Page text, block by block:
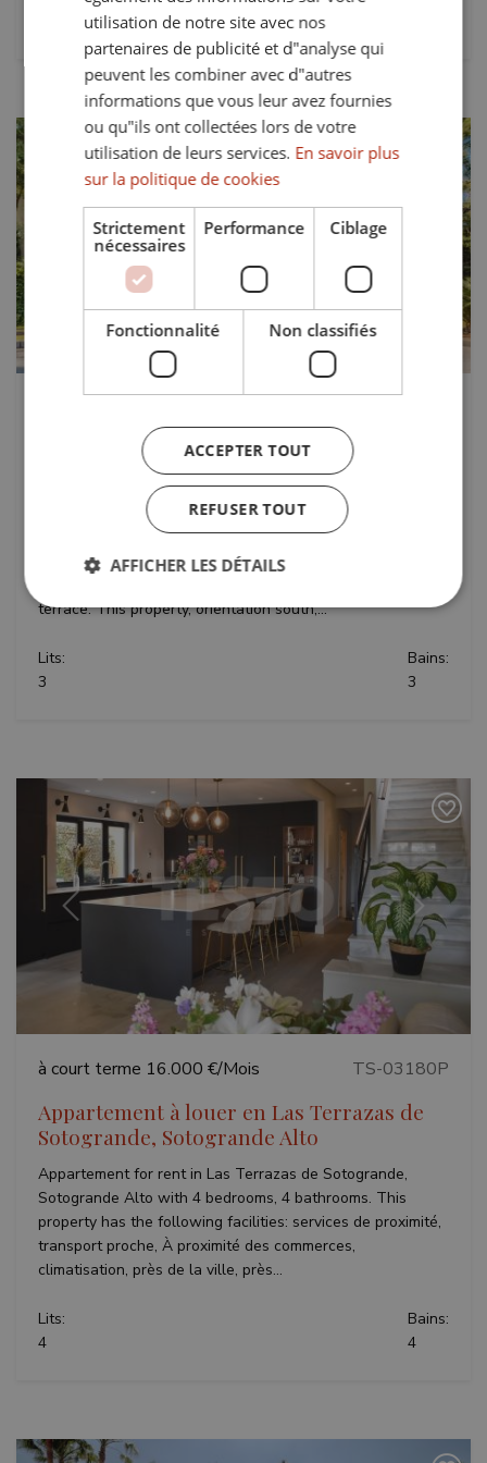
4
Précédent Suivant
Appartement à louer en Valgrande,
Sotogrande Alto
Appartement for rent in Valgrande, Sotogrande Alto with 3
bedrooms, 3 bathrooms, 1 toilet, built in 2007 and has pool
(communautaire), garage (communautaire) and garden
terrace. This property, orientation south,...
Lits:
3
Bains:
3
Précédent Suivant
à court terme 16.000 €/Mois TS-03180P
Appartement à louer en Las Terrazas de
Sotogrande, Sotogrande Alto
Appartement for rent in Las Terrazas de Sotogrande,
Sotogrande Alto with 4 bedrooms, 4 bathrooms. This
property has the following facilities: services de proximité,
transport proche, À proximité des commerces,
climatisation, près de la ville, près...
Lits:
4
Bains:
4
utilisation de notre site avec nos
partenaires de publicité et d"analyse qui
peuvent les combiner avec d"autres
informations que vous leur avez fournies
ou qu"ils ont collectées lors de votre
utilisation de leurs services. En savoir plus
sur la politique de cookies
Strictement
nécessaires
Performance Ciblage
Fonctionnalité Non classifiés
ACCEPTER TOUT
REFUSER TOUT
AFFICHER LES DÉTAILS
correctement sans les cookies strictement
nécessaires.
Nom
Fournisseur /
Domaine
_GRECAPTCHA
Google LLC
www.google.com
6 mois
VISITOR_PRIVACY_METADATA
.youtube.com
6 mois
Politique de confidentialité de
Google